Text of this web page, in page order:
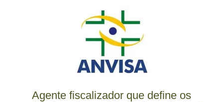
Agente fiscalizador que define os